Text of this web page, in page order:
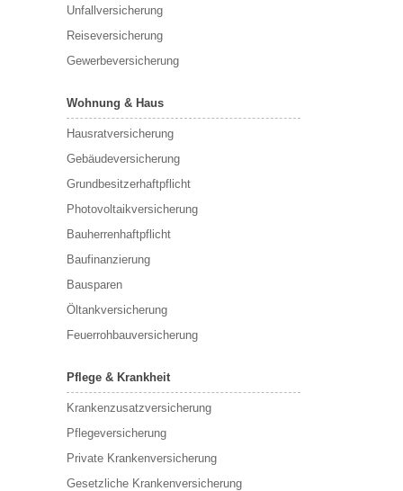
Unfallversicherung
Reiseversicherung
Gewerbeversicherung
Wohnung & Haus
Hausratversicherung
Gebäudeversicherung
Grundbesitzerhaftpflicht
Photovoltaikversicherung
Bauherrenhaftpflicht
Baufinanzierung
Bausparen
Öltankversicherung
Feuerrohbauversicherung
Pflege & Krankheit
Krankenzusatzversicherung
Pflegeversicherung
Private Krankenversicherung
Gesetzliche Krankenversicherung